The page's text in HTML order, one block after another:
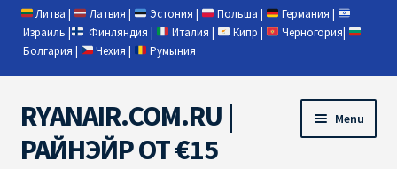
Литва | Латвия | Эстония | Польша | Германия |
Израиль | Финляндия | Италия | Кипр | Черногория|
Болгария | Чехия | Румыния
Skip
to
navigation
Skip
to
content
RYANAIR.COM.RU |
РАЙНЭЙР ОТ €15
Menu